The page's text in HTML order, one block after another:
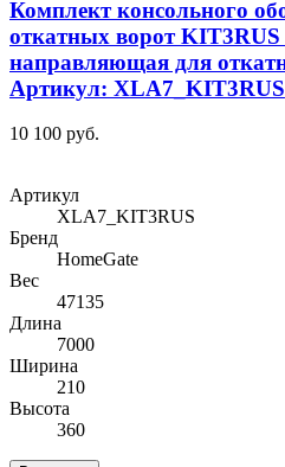
Комплект консольного
откатных ворот
направляющая для
Артикул: XLA7_KIT3RUS
10 100 руб.
Артикул
XLA7_KIT3RUS
Бренд
HomeGate
Вес
47135
Длина
7000
Ширина
210
Высота
360